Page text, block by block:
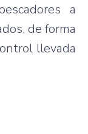
a
de forma
llevada